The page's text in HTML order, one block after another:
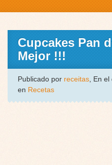
Cupcakes Pan
Mejor !!!
Publicado por receitas, En el
en Recetas